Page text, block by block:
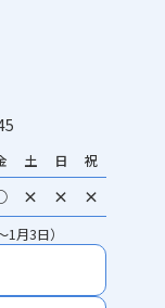
土 日 祝
× × ×
1月3日）